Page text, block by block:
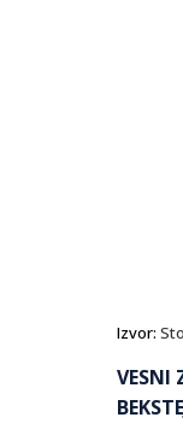
Izvor:
VESNI